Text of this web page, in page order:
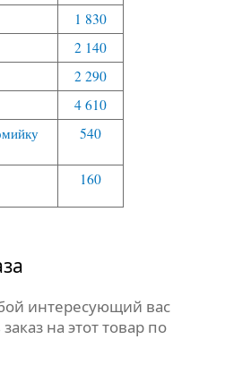
1 830
2 140
2 290
4 610
540
160
интересующий вас
на этот товар по